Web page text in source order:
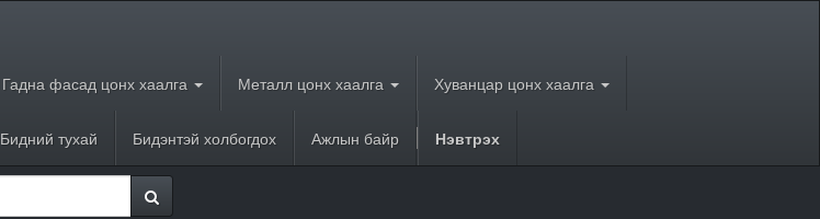
Гадна фасад цонх хаалга Металл цонх хаалга Хуванцар цонх хаалга
Бидний тухай Бидэнтэй холбогдох Ажлын байр Нэвтрэх